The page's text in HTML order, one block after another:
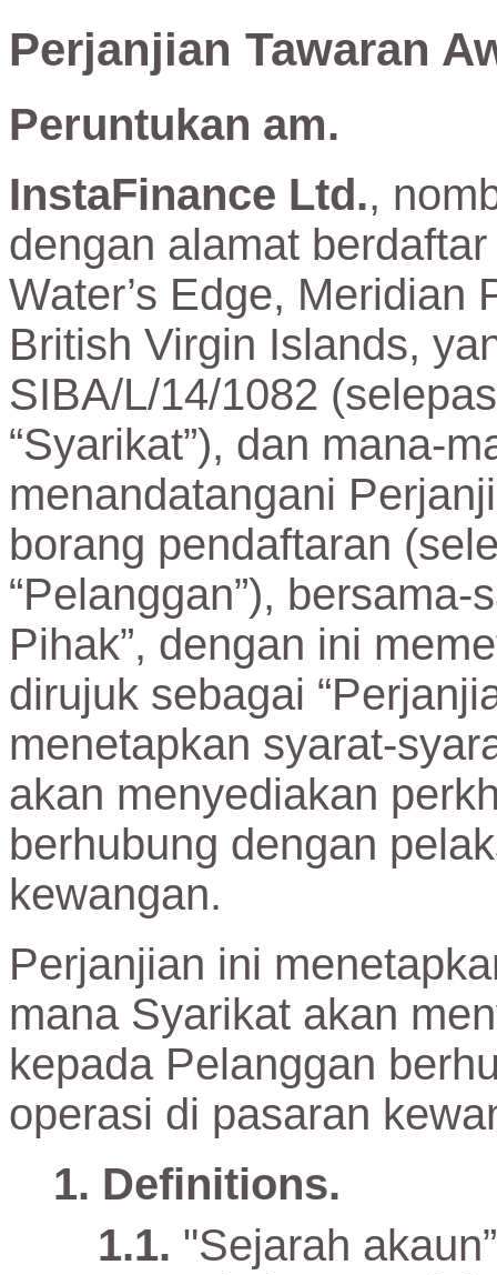
Perjanjian Tawaran
Peruntukan am.
InstaFinance Ltd.,
dengan alamat
Water’s Edge, Meridian
British Virgin Islands,
SIBA/L/14/1082
“Syarikat”), dan mana-
menandatangani
borang pendaftaran
“Pelanggan”),
Pihak”, dengan ini
dirujuk sebagai
menetapkan syarat-
akan menyediakan
berhubung dengan
kewangan.
Perjanjian ini
mana Syarikat akan
kepada Pelanggan
operasi di pasaran
Definitions.
"Sejarah